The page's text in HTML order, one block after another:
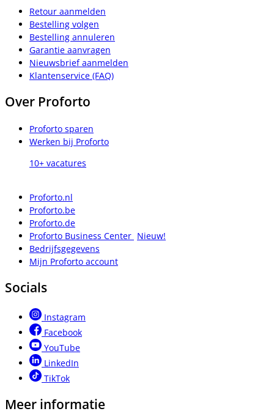
Retour aanmelden
Bestelling volgen
Bestelling annuleren
Garantie aanvragen
Nieuwsbrief aanmelden
Klantenservice (FAQ)
Over Proforto
Proforto sparen
Werken bij Proforto
10+ vacatures
Proforto.nl
Proforto.be
Proforto.de
Proforto Business Center Nieuw!
Bedrijfsgegevens
Mijn Proforto account
Socials
Instagram
Facebook
YouTube
LinkedIn
TikTok
Meer informatie